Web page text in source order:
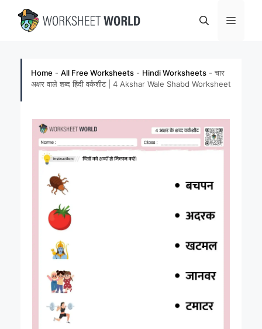
content
Menu
Home - All Free Worksheets - Hindi Worksheets - चार
अक्षर वाले शब्द हिंदी वर्कशीट | 4 Akshar Wale Shabd Worksheet